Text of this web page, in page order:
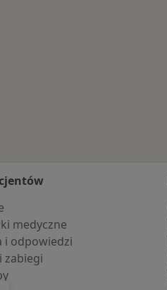
medyczne
i odpowiedzi
zabiegi